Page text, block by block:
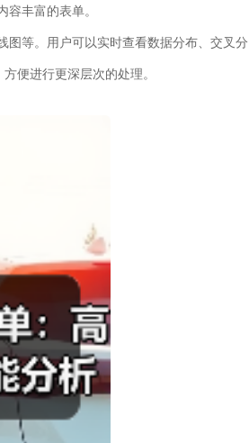
丰富的表单。
图等。用户可以实时查看数据分布、交叉分
便进行更深层次的处理。